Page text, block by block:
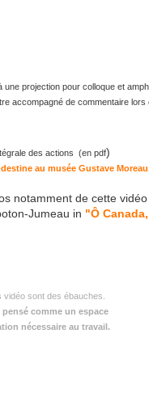
une projection pour colloque et
accompagné de commentaire lors
des actions (en pdf)
au musée Gustave
notamment de cette vidéo
Jumeau in "Ô
vidéo sont des ébauches.
comme un espace
nécessaire au travail.